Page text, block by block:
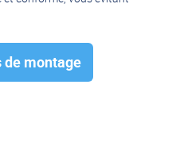
butées de suspension
mécanique lourde. Cela
rapide et sans risque de
de montage